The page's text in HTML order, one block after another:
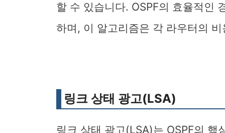
할 수 있습니다. OSPF의 효율적인
하며, 이 알고리즘은 각 라우터의
링크 상태 광고(LSA)
링크 상태 광고(LSA)는 OSPF의